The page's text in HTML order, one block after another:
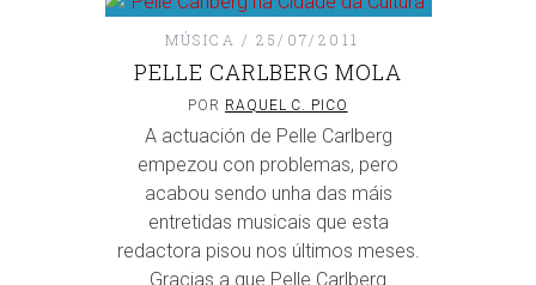
MÚSICA 25/07/2011
PELLE CARLBERG MOLA
POR RAQUEL C. PICO
A actuación de Pelle Carlberg
empezou con problemas, pero
acabou sendo unha das máis
entretidas musicais que esta
redactora pisou nos últimos meses.
Gracias a que Pelle Carlberg